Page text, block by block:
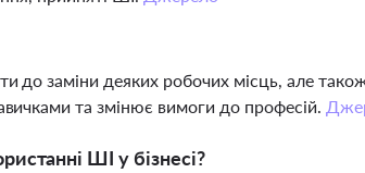
заміни деяких робочих місць, але
та змінює вимоги до професій.
ШІ у бізнесі?